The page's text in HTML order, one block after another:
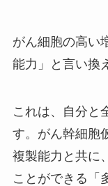
がん細胞の高い
能力 」と言い換
これは、自分と
す。がん幹細胞
複製能力と共に
ことができる「